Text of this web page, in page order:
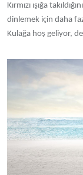
Kırmızı ışığa
dinlemek için daha
Kulağa hoş geliyor,